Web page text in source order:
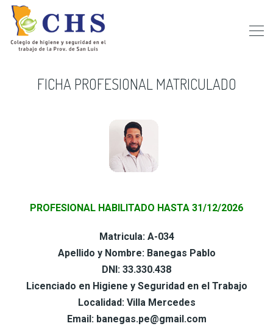
FICHA PROFESIONAL MATRICULADO
PROFESIONAL HABILITADO HASTA 31/12/2026
Matricula: A-034
Apellido y Nombre: Banegas Pablo
DNI: 33.330.438
Licenciado en Higiene y Seguridad en el Trabajo
Localidad: Villa Mercedes
Email: banegas.pe@gmail.com